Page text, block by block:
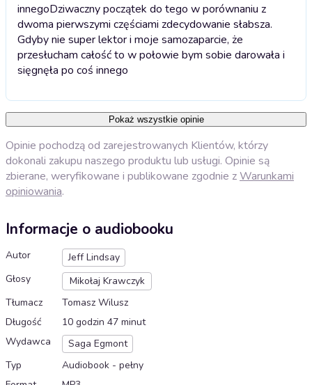
innegoDziwaczny początek do tego w porównaniu z
dwoma pierwszymi częściami zdecydowanie słabsza.
Gdyby nie super lektor i moje samozaparcie, że
przesłucham całość to w połowie bym sobie darowała i
sięgnęła po coś innego
Pokaż wszystkie opinie
Opinie pochodzą od zarejestrowanych Klientów, którzy
dokonali zakupu naszego produktu lub usługi. Opinie są
zbierane, weryfikowane i publikowane zgodnie zWarunkami
opiniowania.
Informacje o audiobooku
Autor
Jeff Lindsay
Głosy
Mikołaj Krawczyk
Tłumacz
Tomasz Wilusz
Długość
10 godzin 47 minut
Wydawca
Saga Egmont
Typ
Audiobook - pełny